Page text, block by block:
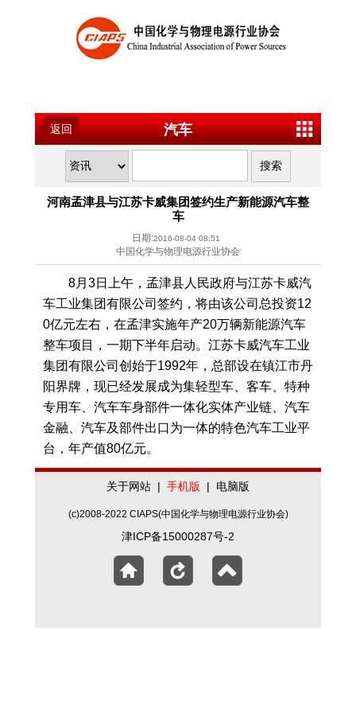
返回 汽车
河南孟津县与江苏卡威集团签约生产新能源汽车整
车
日期:2016-08-04 08:51
中国化学与物理电源行业协会
8月3日上午，孟津县人民政府与江苏卡威汽
车工业集团有限公司签约，将由该公司总投资12
0亿元左右，在孟津实施年产20万辆新能源汽车
整车项目，一期下半年启动。江苏卡威汽车工业
集团有限公司创始于1992年，总部设在镇江市丹
阳界牌，现已经发展成为集轻型车、客车、特种
专用车、汽车车身部件一体化实体产业链、汽车
金融、汽车及部件出口为一体的特色汽车工业平
台，年产值80亿元。
关于网站 | 手机版 | 电脑版
(c)2008-2022 CIAPS(中国化学与物理电源行业协会)
津ICP备15000287号-2